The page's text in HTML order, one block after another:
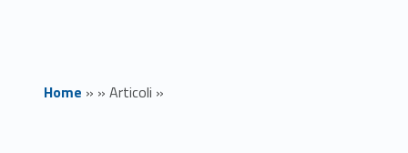
Home » » Articoli »